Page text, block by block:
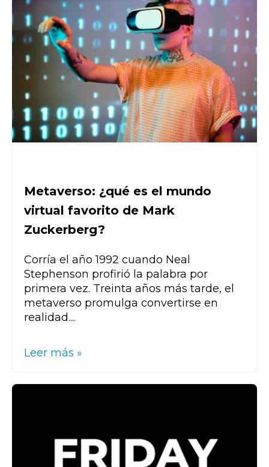
Metaverso: ¿qué es el mundo
virtual favorito de Mark
Zuckerberg?
Corría el año 1992 cuando Neal
Stephenson profirió la palabra por
primera vez. Treinta años más tarde, el
metaverso promulga convertirse en
realidad....
Leer más »